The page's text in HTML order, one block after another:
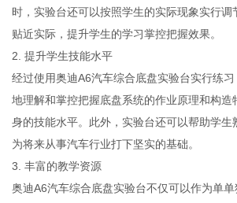
时，实验台还可以按照学生的实际现象实行调
贴近实际，提升学生的学习掌控把握效果。
2. 提升学生技能水平
经过使用奥迪A6汽车综合底盘实验台实行练
地理解和掌控把握底盘系统的作业原理和构造
身的技能水平。此外，实验台还可以帮助学生
为将来从事汽车行业打下坚实的基础。
3. 丰富的教学资源
奥迪A6汽车综合底盘实验台不仅可以作为单单